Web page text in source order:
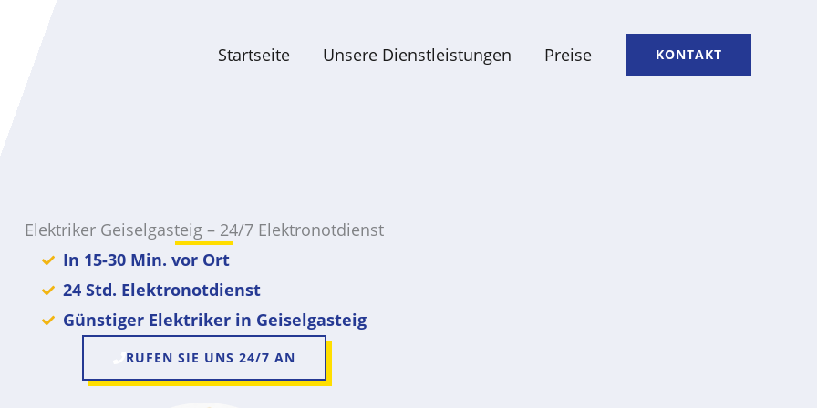
Startseite Unsere Dienstleistungen Preise KONTAKT
Elektriker Geiselgasteig – 24/7 Elektronotdienst
In 15-30 Min. vor Ort
24 Std. Elektronotdienst
Günstiger Elektriker in Geiselgasteig
RUFEN SIE UNS 24/7 AN